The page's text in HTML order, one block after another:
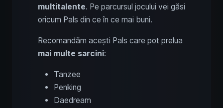
multitalente. Pe parcursul jocului vei găsi
oricum Pals din ce în ce mai buni.
Recomandăm acești Pals care pot prelua
mai multe sarcini:
Tanzee
Penking
Daedream